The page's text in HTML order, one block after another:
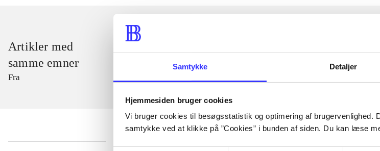
Samtykke Detaljer
Hjemmesiden bruger cookies
Vi bruger cookies til besøgsstatistik og optimering af
samtykke ved at klikke på ”Cookies” i bunden af siden. Du kan læse
Artikler med
samme emner
Fra